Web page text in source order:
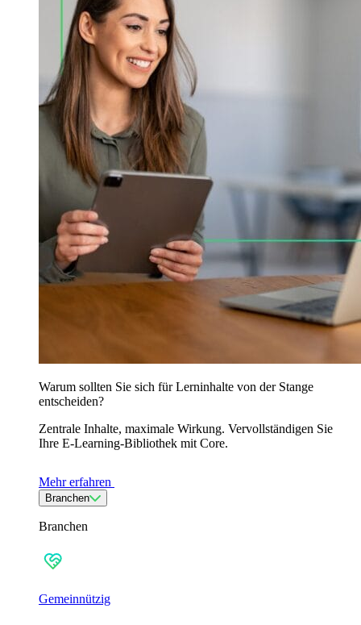
Warum sollten Sie sich für Lerninhalte von der Stange
entscheiden?
Zentrale Inhalte, maximale Wirkung. Vervollständigen Sie
Ihre E-Learning-Bibliothek mit Core.
Mehr erfahren
Branchen
Branchen
Gemeinnützig